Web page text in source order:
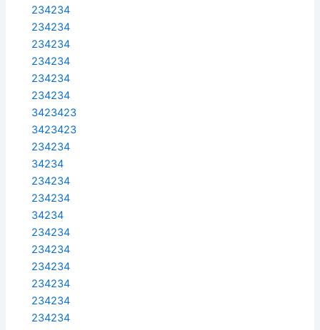
234234
234234
234234
234234
234234
234234
3423423
3423423
234234
34234
234234
234234
34234
234234
234234
234234
234234
234234
234234